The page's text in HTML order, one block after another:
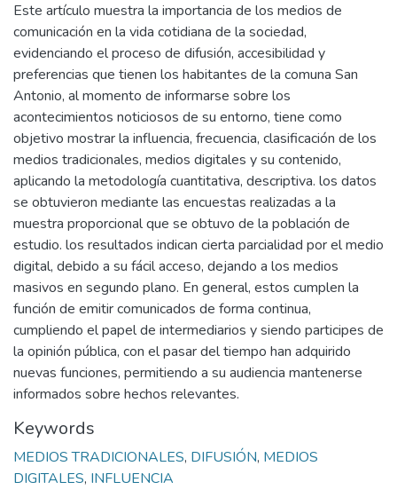
Este artículo muestra la importancia de los medios de
comunicación en la vida cotidiana de la sociedad,
evidenciando el proceso de difusión, accesibilidad y
preferencias que tienen los habitantes de la comuna San
Antonio, al momento de informarse sobre los
acontecimientos noticiosos de su entorno, tiene como
objetivo mostrar la influencia, frecuencia, clasificación de los
medios tradicionales, medios digitales y su contenido,
aplicando la metodología cuantitativa, descriptiva. los datos
se obtuvieron mediante las encuestas realizadas a la
muestra proporcional que se obtuvo de la población de
estudio. los resultados indican cierta parcialidad por el medio
digital, debido a su fácil acceso, dejando a los medios
masivos en segundo plano. En general, estos cumplen la
función de emitir comunicados de forma continua,
cumpliendo el papel de intermediarios y siendo participes de
la opinión pública, con el pasar del tiempo han adquirido
nuevas funciones, permitiendo a su audiencia mantenerse
informados sobre hechos relevantes.
Keywords
MEDIOS TRADICIONALES, DIFUSIÓN, MEDIOS
DIGITALES, INFLUENCIA